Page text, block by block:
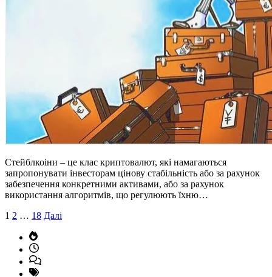
Стейблкоіни – це клас криптовалют, які намагаються
запропонувати інвесторам цінову стабільність або за рахунок
забезпечення конкретними активами, або за рахунок
використання алгоритмів, що регулюють їхню…
Пагінація
записів
1 2 … 18 Далі